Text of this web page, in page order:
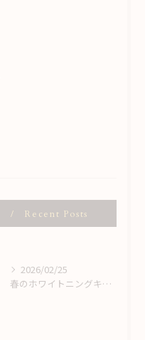
Recent Posts
2026/02/25
春のホワイトニングキャンペーン🌸